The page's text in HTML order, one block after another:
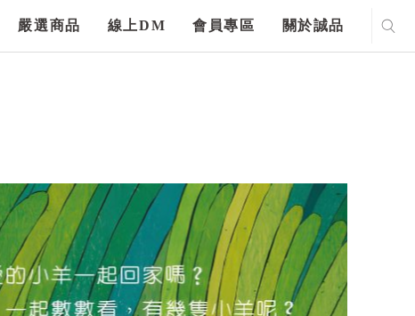
嚴選商品 線上DM 會員專區 關於誠品